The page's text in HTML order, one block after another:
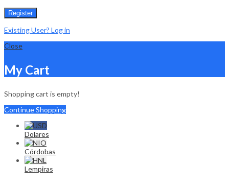
Register
Existing User? Log in
Close
My Cart
Shopping cart is empty!
Continue Shopping
Dolares
Córdobas
Lempiras